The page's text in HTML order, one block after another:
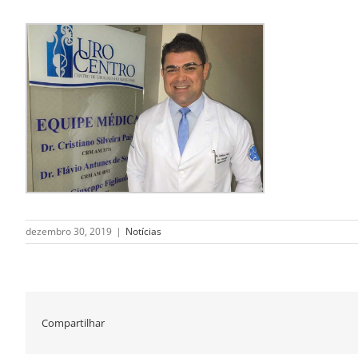
dezembro 30, 2019 | Notícias
Compartilhar